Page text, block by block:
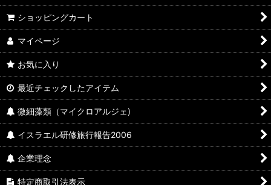
ショッピングカート
マイページ
お気に入り
最近チェックしたアイテム
微細藻類（マイクロアルジェ)
イスラエル研修旅行報告2006
企業理念
特定商取引法表示